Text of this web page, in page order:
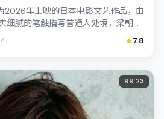
2026年上映的日本电影文艺作品，由
细腻的笔触描写普通人处境，梁朝伟
，情...
7.8
99:23